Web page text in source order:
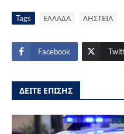
Tags ΕΛΛΑΔΑ ΛΗΣΤΕΙΑ
Facebook
ΔΕΙΤΕ ΕΠΙΣΗΣ